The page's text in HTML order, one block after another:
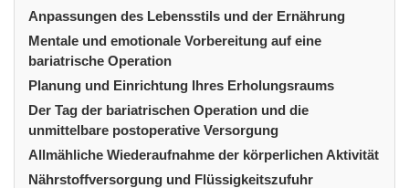
Anpassungen des Lebensstils und der Ernährung
Mentale und emotionale Vorbereitung auf eine
bariatrische Operation
Planung und Einrichtung Ihres Erholungsraums
Der Tag der bariatrischen Operation und die
unmittelbare postoperative Versorgung
Allmähliche Wiederaufnahme der körperlichen Aktivität
Nährstoffversorgung und Flüssigkeitszufuhr